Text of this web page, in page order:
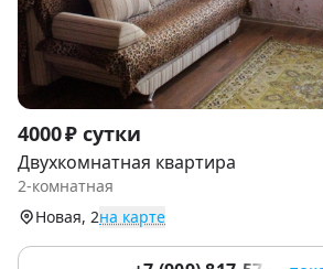
Item
1
of
4000 ₽ сутки
Двухкомнатная квартира
2-комнатная
Новая, 2на карте